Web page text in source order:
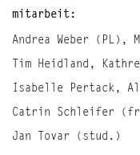
mitarbeit:
Andrea Weber (PL),
Tim Heidland,
Isabelle Pertack,
Catrin Schleifer
Jan Tovar (stud.)